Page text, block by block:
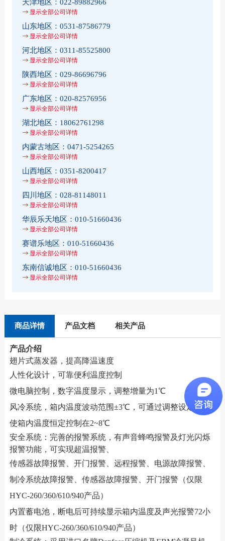
天津地区： 022-89882966
显示全部公司详情
山东地区： 0531-87586779
显示全部公司详情
河北地区： 0311-85525800
显示全部公司详情
陕西地区： 029-86696796
显示全部公司详情
广东地区： 020-82576956
显示全部公司详情
湖北地区： 18062761298
显示全部公司详情
内蒙古地区： 0471-5254265
显示全部公司详情
山西地区： 0351-8200417
显示全部公司详情
四川地区： 028-81148011
显示全部公司详情
华辰乐天地区： 010-51660436
显示全部公司详情
赛谱乐地区： 010-51660436
显示全部公司详情
东南信诚地区： 010-51660436
显示全部公司详情
商品详情 产品文档 相关产品
产品介绍
翅片式蒸发器，提高降温速度
人性化设计，可靠便利温度控制
微电脑控制，数字温度显示，调整增量为1℃
风冷系统，箱内温度波动范围±3℃ ，可通过调整设定温度
使箱内温度恒定控制在2~8℃
安全系统：完善的报警系统，有声音蜂鸣报警及灯光闪烁
报警功能，可实现超温报警、
传感器故障报警、开门报警、远程报警、 电源故障报警、
制冷系统故障报警、 传感器故障报警、开门报警 （仅限
HYC-260/360/610/940产品）
内置蓄电池，断电后可持续显示箱内温度及声光报警72小
时（仅限HYC-260/360/610/940产品）